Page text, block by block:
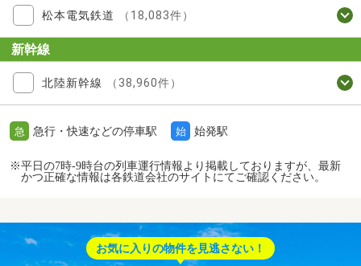
松本電気鉄道 （18,083件）
新幹線
北陸新幹線 （38,960件）
急 急行・快速などの停車駅 始 始発駅
※平日の7時-9時台の列車運行情報より掲載しておりますが、最新
かつ正確な情報は各鉄道会社のサイトにてご確認ください。
お気に入りの物件を見逃さない！